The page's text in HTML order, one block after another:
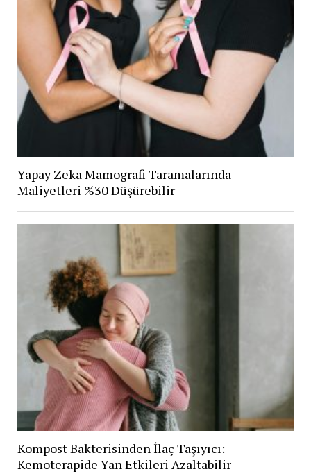
Yapay Zeka Mamografi Taramalarında
Maliyetleri %30 Düşürebilir
Kompost Bakterisinden İlaç Taşıyıcı:
Kemoterapide Yan Etkileri Azaltabilir